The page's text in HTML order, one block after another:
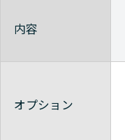
Avaya
Avaya
内容
オプション